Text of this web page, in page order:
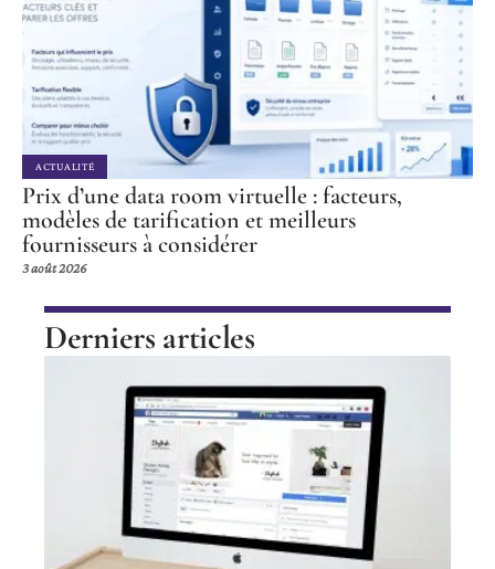
ACTUALITÉ
Prix d’une data room virtuelle : facteurs,
modèles de tarification et meilleurs
fournisseurs à considérer
3 août 2026
Derniers articles